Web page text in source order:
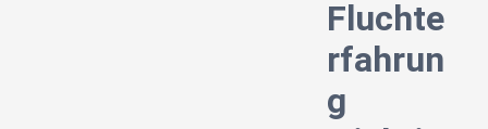
Fluchte
rfahrun
g